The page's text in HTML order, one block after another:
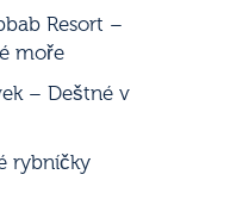
Resort –
moře
– Deštné v
rybníčky